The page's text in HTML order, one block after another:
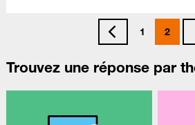
1 2
Trouvez une réponse par